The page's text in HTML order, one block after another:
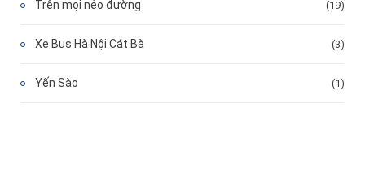
Trên mọi nẻo đường (19)
Xe Bus Hà Nội Cát Bà (3)
Yến Sào (1)